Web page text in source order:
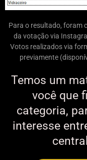
Para o resultado, foram
da votação via
Votos realizados via
previamente
Temos um
você que
categoria,
interesse